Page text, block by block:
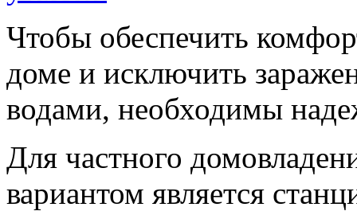
Чтобы обеспечить
доме и исключить
водами, необходимы
Для частного
вариантом является